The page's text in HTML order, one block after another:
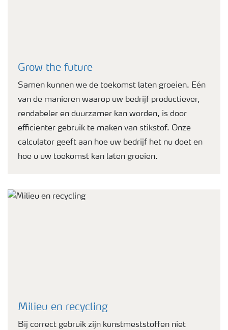
Grow the future
Samen kunnen we de toekomst laten groeien. Eén
van de manieren waarop uw bedrijf productiever,
rendabeler en duurzamer kan worden, is door
efficiënter gebruik te maken van stikstof. Onze
calculator geeft aan hoe uw bedrijf het nu doet en
hoe u uw toekomst kan laten groeien.
Milieu en recycling
Bij correct gebruik zijn kunstmeststoffen niet